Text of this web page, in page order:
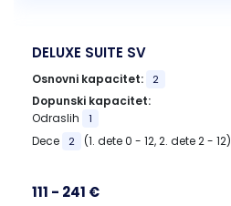
DELUXE SUITE SV
Osnovni kapacitet: 2
Dopunski kapacitet:
Odraslih
1
Dece 2 (1. dete 0 - 12, 2. dete 2 - 12)
111 - 241 €